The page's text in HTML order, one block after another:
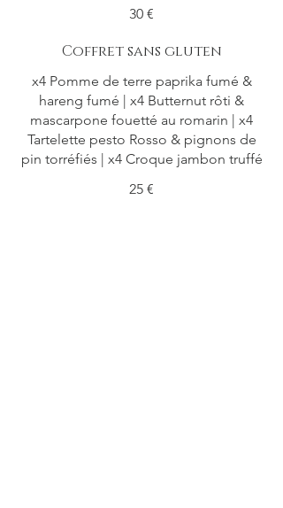
30 €
Coffret sans gluten
x4 Pomme de terre paprika fumé &
hareng fumé | x4 Butternut rôti &
mascarpone fouetté au romarin | x4
Tartelette pesto Rosso & pignons de
pin torréfiés | x4 Croque jambon truffé
25 €